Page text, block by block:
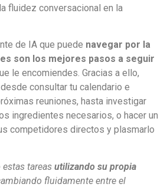
fluidez conversacional en la
de IA que puede navegar por la
son los mejores pasos a seguir
le encomiendes. Gracias a ello,
consultar tu calendario e
reuniones, hasta investigar
ingredientes necesarios, o hacer un
competidores directos y plasmarlo
estas tareas utilizando su propia
fluidamente entre el